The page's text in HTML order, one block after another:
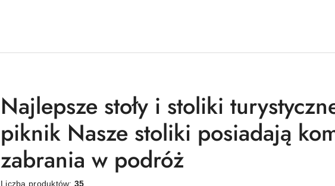
Najlepsze stoły i stoliki
piknik Nasze stoliki posiadają
zabrania w podróż
Liczba produktów:35